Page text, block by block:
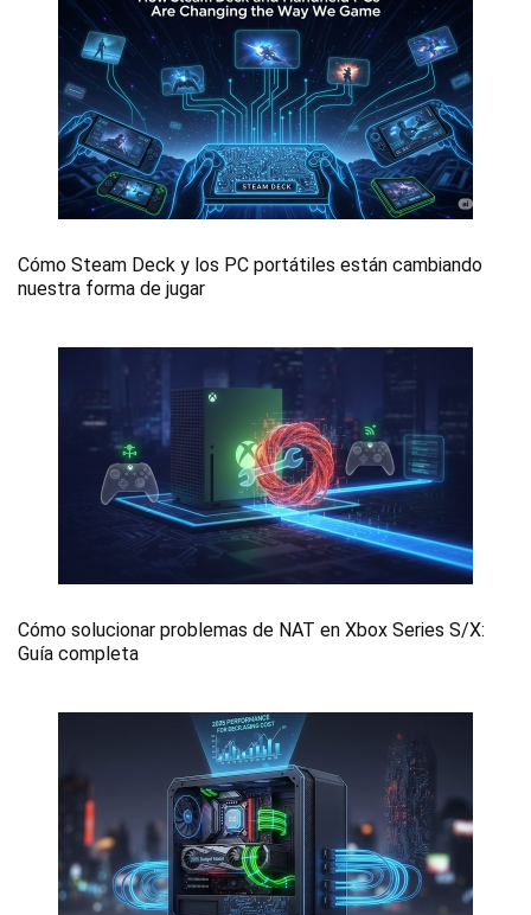
Cómo Steam Deck y los PC portátiles están cambiando
nuestra forma de jugar
Cómo solucionar problemas de NAT en Xbox Series S/X:
Guía completa